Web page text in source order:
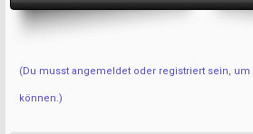
(Du musst angemeldet oder registriert sein,
können.)